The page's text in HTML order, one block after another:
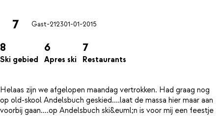
7 Gast-212301-01-2015
8
Ski gebied
6
Apres ski
7
Restaurants
Helaas zijn we afgelopen maandag vertrokken. Had graag nog
op old-skool Andelsbuch geskied....laat de massa hier maar aan